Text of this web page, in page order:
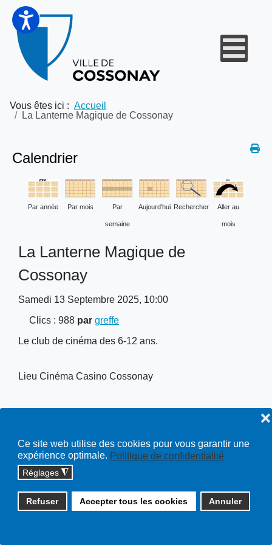
Ce site web utilise des cookies pour vous garantir une
expérience optimale. Politique de confidentialité
Réglages ◮
Refuser Accepter tous les cookies Annuler
❌
Vous êtes ici : Accueil
La Lanterne Magique de Cossonay
Calendrier
Par année Par mois Par
semaine
Aujourd'hui Rechercher Aller au
mois
La Lanterne Magique de
Cossonay
Samedi 13 Septembre 2025, 10:00
Clics : 988 pargreffe
Le club de cinéma des 6-12 ans.
Lieu Cinéma Casino Cossonay
Copyright © 2026 cossonay.ch - tous droits réservés | site :
solutions informatiques
Plan du site